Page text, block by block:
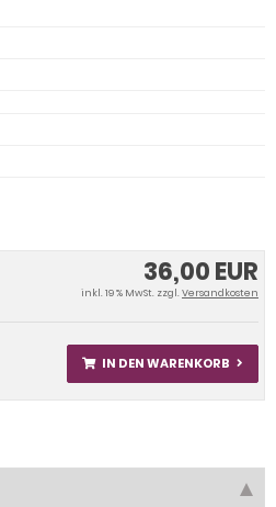
36,00 EUR
inkl. 19 % MwSt. zzgl.Versandkosten
IN DEN WARENKORB